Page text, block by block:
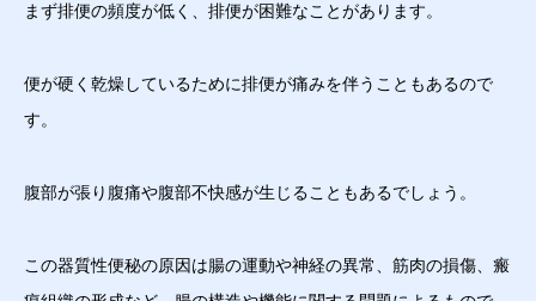
まず排便の頻度が低く、排便が困難なことがあります。
便が硬く乾燥しているために排便が痛みを伴うこともあるので
す。
腹部が張り腹痛や腹部不快感が生じることもあるでしょう。
この器質性便秘の原因は腸の運動や神経の異常、筋肉の損傷、瘢